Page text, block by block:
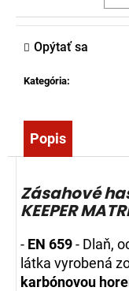
Kategória:
Opýtať sa
Popis
Zásahové
KEEPER
- EN 659- Dlaň,
látka vyrobená
karbónovou
a
m
e
ČERPADLA
MAGIRUS
(ORIGINÁL)
-
12V
20AH
AGM
289,00
€